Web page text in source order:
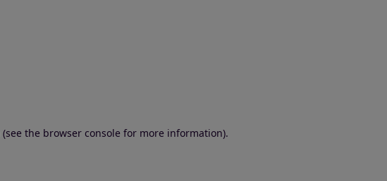
(see the browser console for more information).